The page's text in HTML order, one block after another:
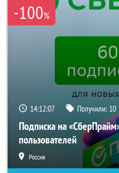
-100%
14:12:05 Получили: 10
Подписка на
пользователей
Россия